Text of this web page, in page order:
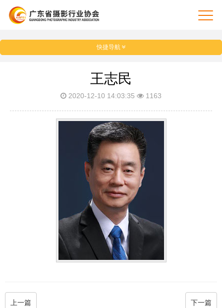
快捷导航
王志民
2020-12-10 14:03:35 1163
上一篇 下一篇